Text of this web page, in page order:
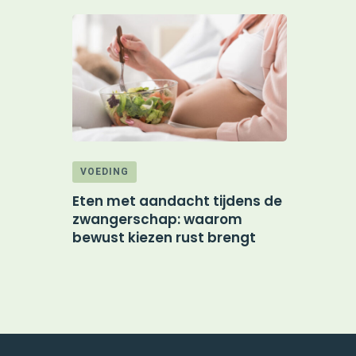
klaar
VOEDING
Eten met aandacht tijdens de
zwangerschap: waarom
bewust kiezen rust brengt